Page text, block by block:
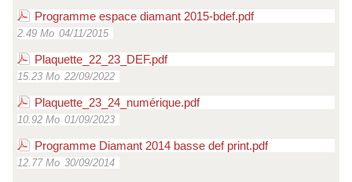
Programme espace diamant 2015-bdef.pdf
2.49 Mo 04/11/2015
Plaquette_22_23_DEF.pdf
15.23 Mo 22/09/2022
Plaquette_23_24_numérique.pdf
10.92 Mo 01/09/2023
Programme Diamant 2014 basse def print.pdf
12.77 Mo 30/09/2014